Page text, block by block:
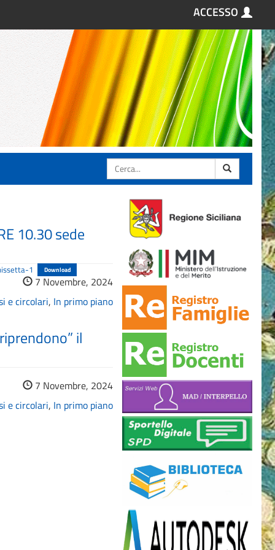
ACCESSO
Cerca
10.30 sede
1 Download
7 Novembre, 2024
e circolari, In primo piano
il
7 Novembre, 2024
e circolari, In primo piano